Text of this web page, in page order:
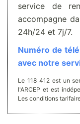
service de
accompagne
24h/24 et 7j/7.
Numéro de
avec notre
Le 118 412 est un
l'ARCEP et est
Les conditions